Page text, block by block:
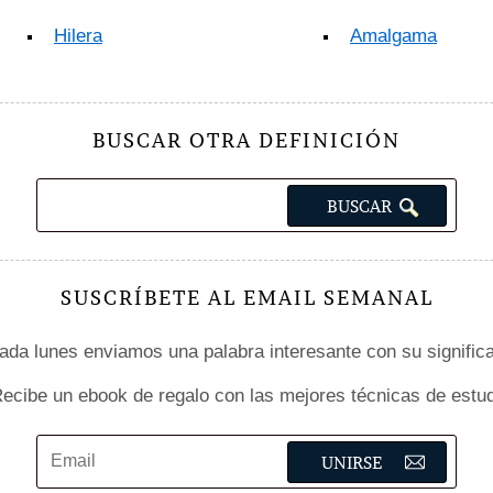
Hilera Amalgama
BUSCAR OTRA DEFINICIÓN
SUSCRÍBETE AL EMAIL SEMANAL
lunes enviamos una palabra interesante con su
un ebook de regalo con las mejores técnicas de